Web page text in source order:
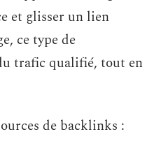
et glisser un lien
ce type de
trafic qualifié, tout en
de backlinks :